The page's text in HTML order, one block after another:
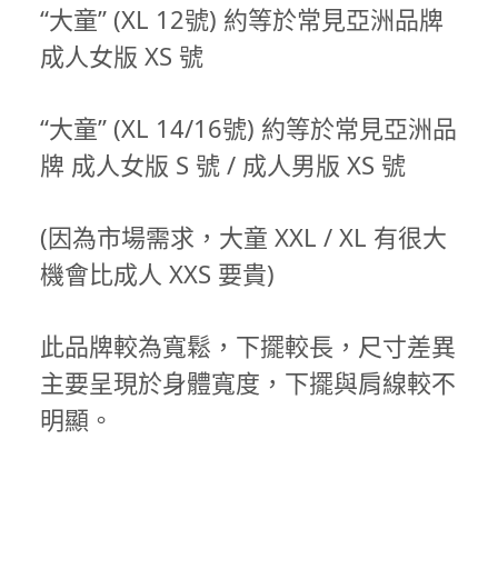
“大童” (XL 12號) 約等於常見亞洲品牌
成人女版 XS 號
“大童” (XL 14/16號) 約等於常見亞洲品
牌 成人女版 S 號 / 成人男版 XS 號
(因為市場需求，大童 XXL / XL 有很大
機會比成人 XXS 要貴)
此品牌較為寬鬆，下擺較長，尺寸差異
主要呈現於身體寬度，下擺與肩線較不
明顯。